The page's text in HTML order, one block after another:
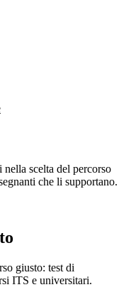
scelta del percorso
che li supportano.
giusto: test di
ITS e universitari.